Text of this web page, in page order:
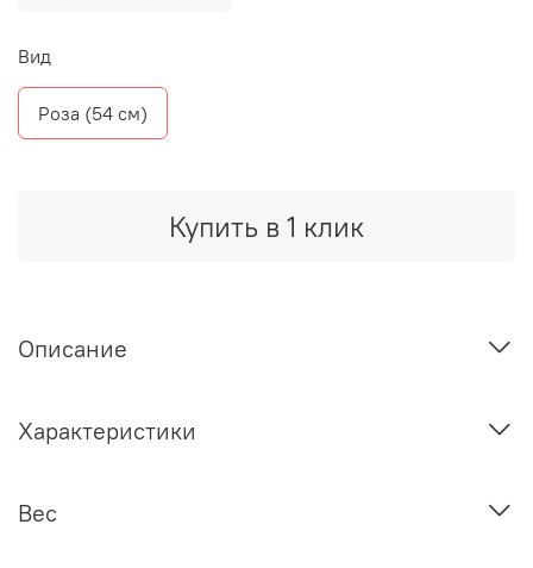
Купить в 1 клик
Вид
Роза (54 см)
Описание
Характеристики
Вес